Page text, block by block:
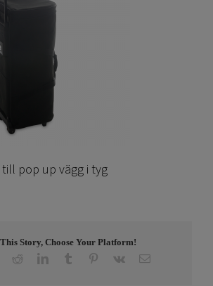
pop up vägg i tyg
Story, Choose Your Platform!
RedditLinkedInTumblr Pinterest
Vk E-